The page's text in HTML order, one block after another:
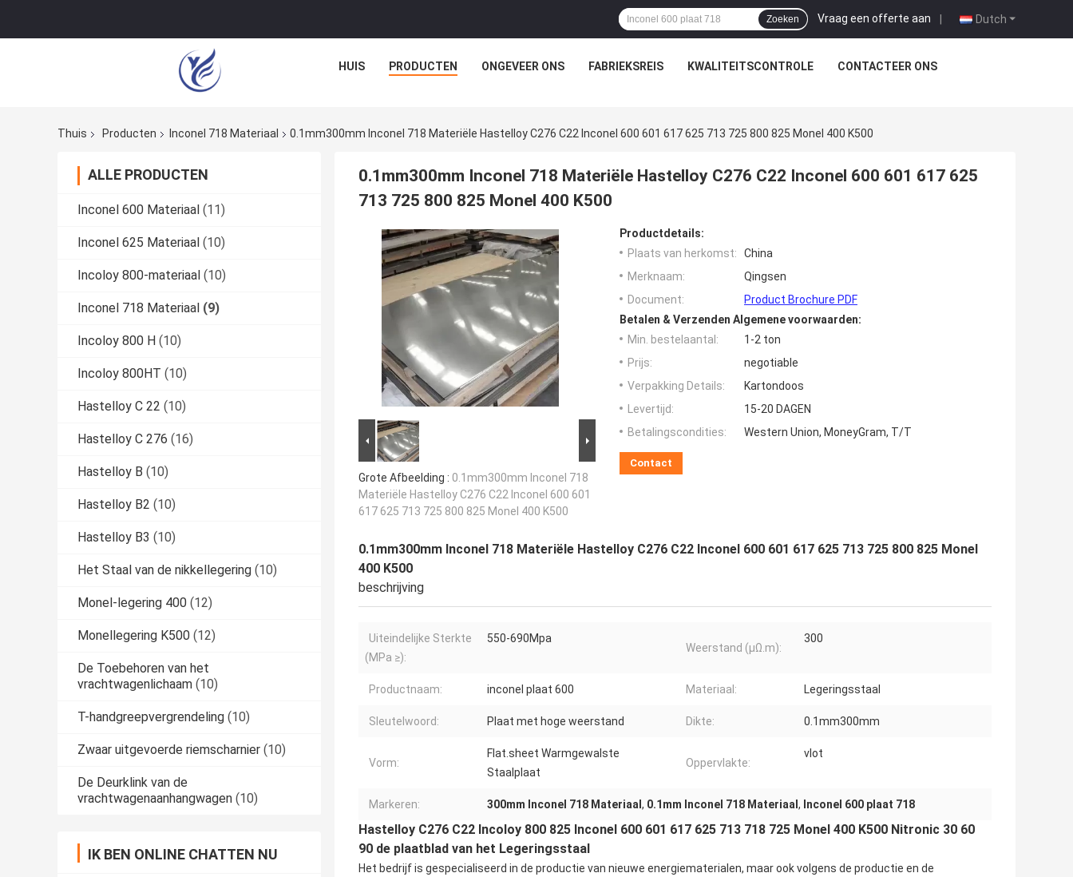
Dutch
Vraag een offerte aan |
Zoeken
HUIS PRODUCTEN ONGEVEER ONS FABRIEKSREIS KWALITEITSCONTROLE CONTACTEER ONS
Thuis Producten Inconel 718 Materiaal 0.1mm300mm Inconel 718 Materiële Hastelloy C276 C22 Inconel 600 601 617 625 713 725 800 825 Monel 400 K500
ALLE PRODUCTEN
Inconel 600 Materiaal (11)
Inconel 625 Materiaal (10)
Incoloy 800-materiaal (10)
Inconel 718 Materiaal (9)
Incoloy 800 H (10)
Incoloy 800HT (10)
Hastelloy C 22 (10)
Hastelloy C 276 (16)
Hastelloy B (10)
Hastelloy B2 (10)
Hastelloy B3 (10)
Het Staal van de nikkellegering (10)
Monel-legering 400 (12)
Monellegering K500 (12)
De Toebehoren van het
vrachtwagenlichaam (10)
T-handgreepvergrendeling (10)
Zwaar uitgevoerde riemscharnier (10)
De Deurklink van de
vrachtwagenaanhangwagen (10)
IK BEN ONLINE CHATTEN NU
0.1mm300mm Inconel 718 Materiële Hastelloy C276 C22 Inconel 600 601 617 625
713 725 800 825 Monel 400 K500
Grote Afbeelding : 0.1mm300mm Inconel 718
Materiële Hastelloy C276 C22 Inconel 600 601
617 625 713 725 800 825 Monel 400 K500
Productdetails:
Plaats van herkomst:
China
Merknaam:
Qingsen
Document:
Product Brochure PDF
Betalen & Verzenden Algemene voorwaarden:
Min. bestelaantal:
1-2 ton
Prijs:
negotiable
Verpakking Details:
Kartondoos
Levertijd:
15-20 DAGEN
Betalingscondities:
Western Union, MoneyGram, T/T
Contact
0.1mm300mm Inconel 718 Materiële Hastelloy C276 C22 Inconel 600 601 617 625 713 725 800 825 Monel
400 K500
beschrijving
Uiteindelijke Sterkte
(MPa ≥):
550-690Mpa
Weerstand (μΩ.m):
300
Productnaam: inconel plaat 600 Materiaal: Legeringsstaal
Sleutelwoord: Plaat met hoge weerstand Dikte: 0.1mm300mm
Vorm:
Flat.sheet Warmgewalste
Staalplaat
Oppervlakte:
vlot
Markeren: 300mm Inconel 718 Materiaal , 0.1mm Inconel 718 Materiaal , Inconel 600 plaat 718
Hastelloy C276 C22 Incoloy 800 825 Inconel 600 601 617 625 713 718 725 Monel 400 K500 Nitronic 30 60
90 de plaatblad van het Legeringsstaal
Het bedrijf is gespecialiseerd in de productie van nieuwe energiematerialen, maar ook volgens de productie en de